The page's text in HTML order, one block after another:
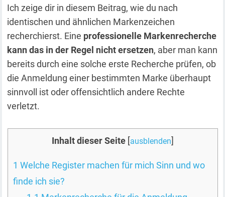
Ich zeige dir in diesem Beitrag, wie du nach
identischen und ähnlichen Markenzeichen
recherchierst. Eine professionelle Markenrecherche
kann das in der Regel nicht ersetzen, aber man kann
bereits durch eine solche erste Recherche prüfen, ob
die Anmeldung einer bestimmten Marke überhaupt
sinnvoll ist oder offensichtlich andere Rechte
verletzt.
Inhalt dieser Seite [ausblenden]
1 Welche Register machen für mich Sinn und wo
finde ich sie?